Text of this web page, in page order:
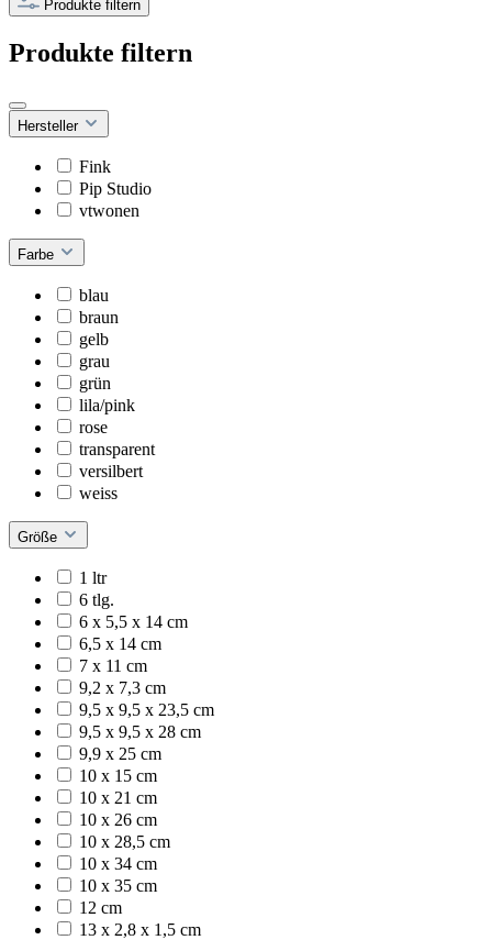
Produkte filtern
Produkte filtern
Hersteller
Fink
Pip Studio
vtwonen
Farbe
blau
braun
gelb
grau
grün
lila/pink
rose
transparent
versilbert
weiss
Größe
1 ltr
6 tlg.
6 x 5,5 x 14 cm
6,5 x 14 cm
7 x 11 cm
9,2 x 7,3 cm
9,5 x 9,5 x 23,5 cm
9,5 x 9,5 x 28 cm
9,9 x 25 cm
10 x 15 cm
10 x 21 cm
10 x 26 cm
10 x 28,5 cm
10 x 34 cm
10 x 35 cm
12 cm
13 x 2,8 x 1,5 cm